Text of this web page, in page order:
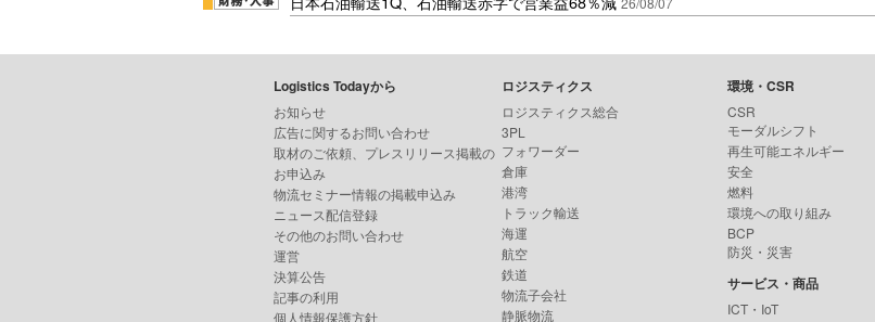
Logistics Todayから
お知らせ
広告に関するお問い合わせ
取材のご依頼、プレスリリース掲載の
お申込み
物流セミナー情報の掲載申込み
ニュース配信登録
その他のお問い合わせ
運営
決算公告
記事の利用
個人情報保護方針
ロジスティクス
ロジスティクス総合
3PL
フォワーダー
倉庫
港湾
トラック輸送
海運
航空
鉄道
物流子会社
静脈物流
環境・CSR
CSR
モーダルシフト
再生可能エネルギー
安全
燃料
環境への取り組み
BCP
防災・災害
サービス・商品
ICT・IoT